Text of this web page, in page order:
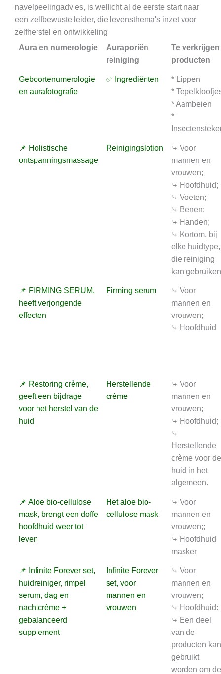
navelpeelingadvies, is wellicht al de eerste start naar
een zelfbewuste leider, die levensthema's inzet voor
zelfherstel en ontwikkeling
Aura en numerologie
Auraporiën
reiniging
Te verkrijgen
producten
Geboortenumerologie
en aurafotografie
✅ Ingrediënten
* Lippen
*
* Aambeien
*
📌 Holistische
ontspanningsmassage
Reinigingslotion
⤷ Voor
mannen en
vrouwen;
⤷ Hoofdhuid;
⤷ Voeten;
⤷ Benen;
⤷ Handen;
⤷ Kortom, bij
elke huidtype,
die reiniging
kan gebruiken
📌 FIRMING SERUM,
heeft verjongende
effecten
Firming serum
⤷ Voor
mannen en
vrouwen;
⤷ Hoofdhuid
📌 Restoring crème,
geeft een bijdrage
voor het herstel van de
huid
Herstellende
crème
⤷ Voor
mannen en
vrouwen;
⤷ Hoofdhuid;
⤷
Herstellende
crème voor de
huid in het
algemeen.
📌 Aloe bio-cellulose
mask, brengt een doffe
hoofdhuid weer tot
leven
Het aloe bio-
cellulose mask
⤷ Voor
mannen en
vrouwen;;
⤷ Hoofdhuid
masker
📌 Infinite Forever set,
huidreiniger, rimpel
serum, dag en
nachtcrème +
gebalanceerd
supplement
Infinite Forever
set, voor
mannen en
vrouwen
⤷ Voor
mannen en
vrouwen;
⤷ Hoofdhuid:
⤷ Een deel
van de
producten kan
gebruikt
worden om de